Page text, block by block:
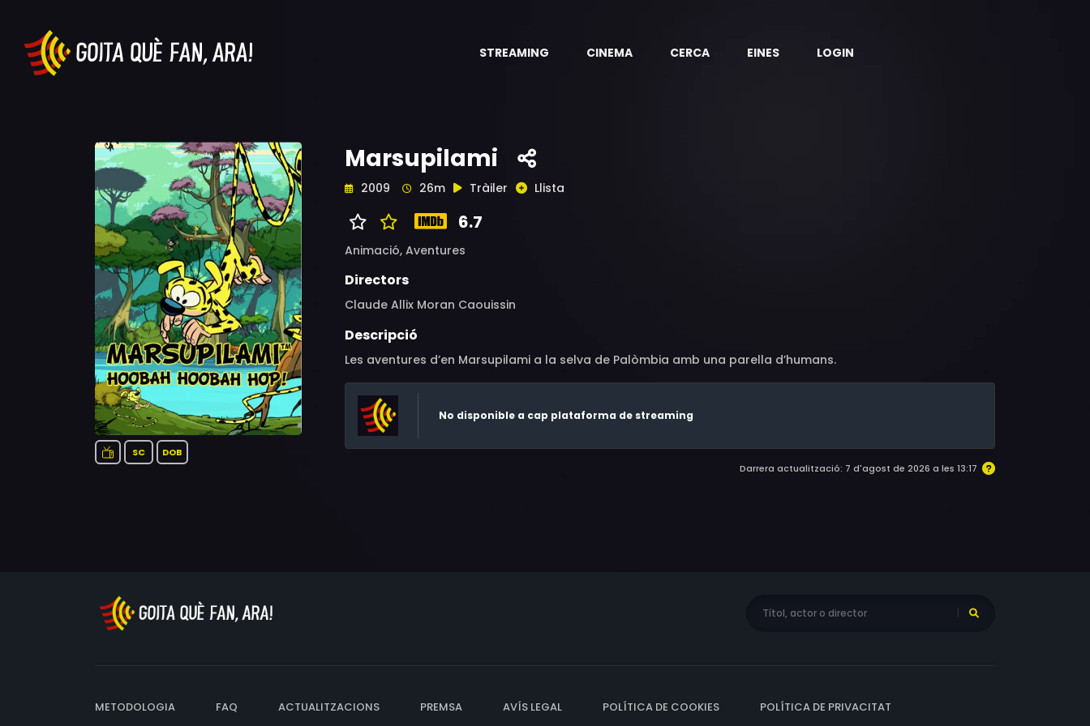
STREAMING CINEMA CERCA EINES LOGIN
SC DOB
Marsupilami
2009 26m Tràiler Llista
6.7
Animació, Aventures
Directors
Claude Allix Moran Caouissin
Descripció
Les aventures d’en Marsupilami a la selva de Palòmbia amb una parella d’humans.
No disponible a cap plataforma de streaming
Darrera actualització: 7 d'agost de 2026 a les 13:17
METODOLOGIA FAQ ACTUALITZACIONS PREMSA AVÍS LEGAL POLÍTICA DE COOKIES POLÍTICA DE PRIVACITAT